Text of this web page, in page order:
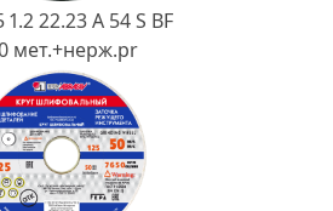
1.2 22.23 A 54 S BF
мет.+нерж.pr